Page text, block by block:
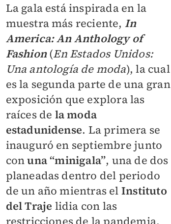
La gala está inspirada en la
muestra más reciente, In
America: An Anthology of
Fashion(En Estados Unidos:
Una antología de moda), la cual
es la segunda parte de una gran
exposición que explora las
raíces de la moda
estadunidense. La primera se
inauguró en septiembre junto
conuna “minigala”, una de dos
planeadas dentro del periodo
de un año mientras el Instituto
del Traje lidia con las